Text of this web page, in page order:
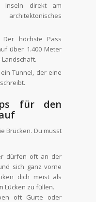
Inseln direkt am
Der höchste Pass
über 1.400 Meter
Tunnel, der eine
für den
Brücken. Du musst
dürfen oft an der
sich ganz vorne
dich meist als
Lücken zu füllen.
oft Gurte oder